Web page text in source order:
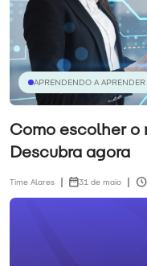
APRENDENDO A APRENDER
Como escolher o
Descubra agora
Time Alares 31 de maio